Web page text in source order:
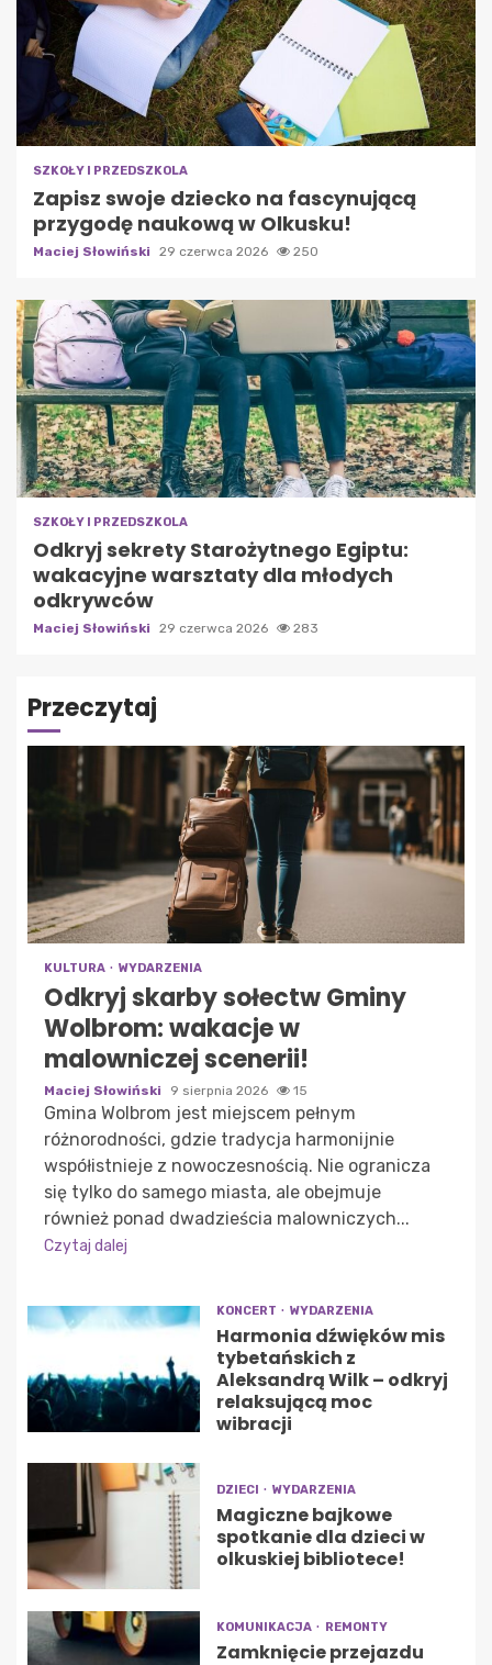
SZKOŁY I PRZEDSZKOLA
Zapisz swoje dziecko na fascynującą
przygodę naukową w Olkusku!
Maciej Słowiński 29 czerwca 2026 250
SZKOŁY I PRZEDSZKOLA
Odkryj sekrety Starożytnego Egiptu:
wakacyjne warsztaty dla młodych
odkrywców
Maciej Słowiński 29 czerwca 2026 283
Przeczytaj
KULTURA WYDARZENIA
Odkryj skarby sołectw Gminy
Wolbrom: wakacje w
malowniczej scenerii!
Maciej Słowiński 9 sierpnia 2026 15
Gmina Wolbrom jest miejscem pełnym
różnorodności, gdzie tradycja harmonijnie
współistnieje z nowoczesnością. Nie ogranicza
się tylko do samego miasta, ale obejmuje
również ponad dwadzieścia malowniczych...
Czytaj dalej
KONCERT WYDARZENIA
Harmonia dźwięków mis
tybetańskich z
Aleksandrą Wilk – odkryj
relaksującą moc
wibracji
DZIECI WYDARZENIA
Magiczne bajkowe
spotkanie dla dzieci w
olkuskiej bibliotece!
KOMUNIKACJA REMONTY
Zamknięcie przejazdu